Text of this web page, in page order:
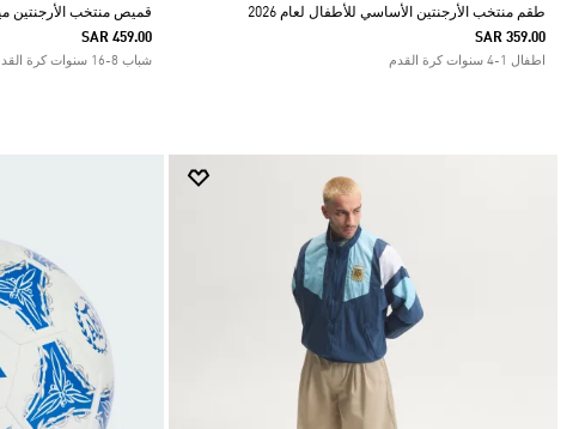
طقم منتخب الأرجنتين الأساسي للأطفال لعام 2026
SAR 359.00
اطفال 1-4 سنوات كرة القدم
قميص منتخب الأرجنتين
SAR 459.00
شباب 8-16 سنوات كرة القدم